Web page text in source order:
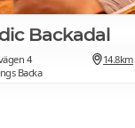
Backadal
4
Backa
14.8km